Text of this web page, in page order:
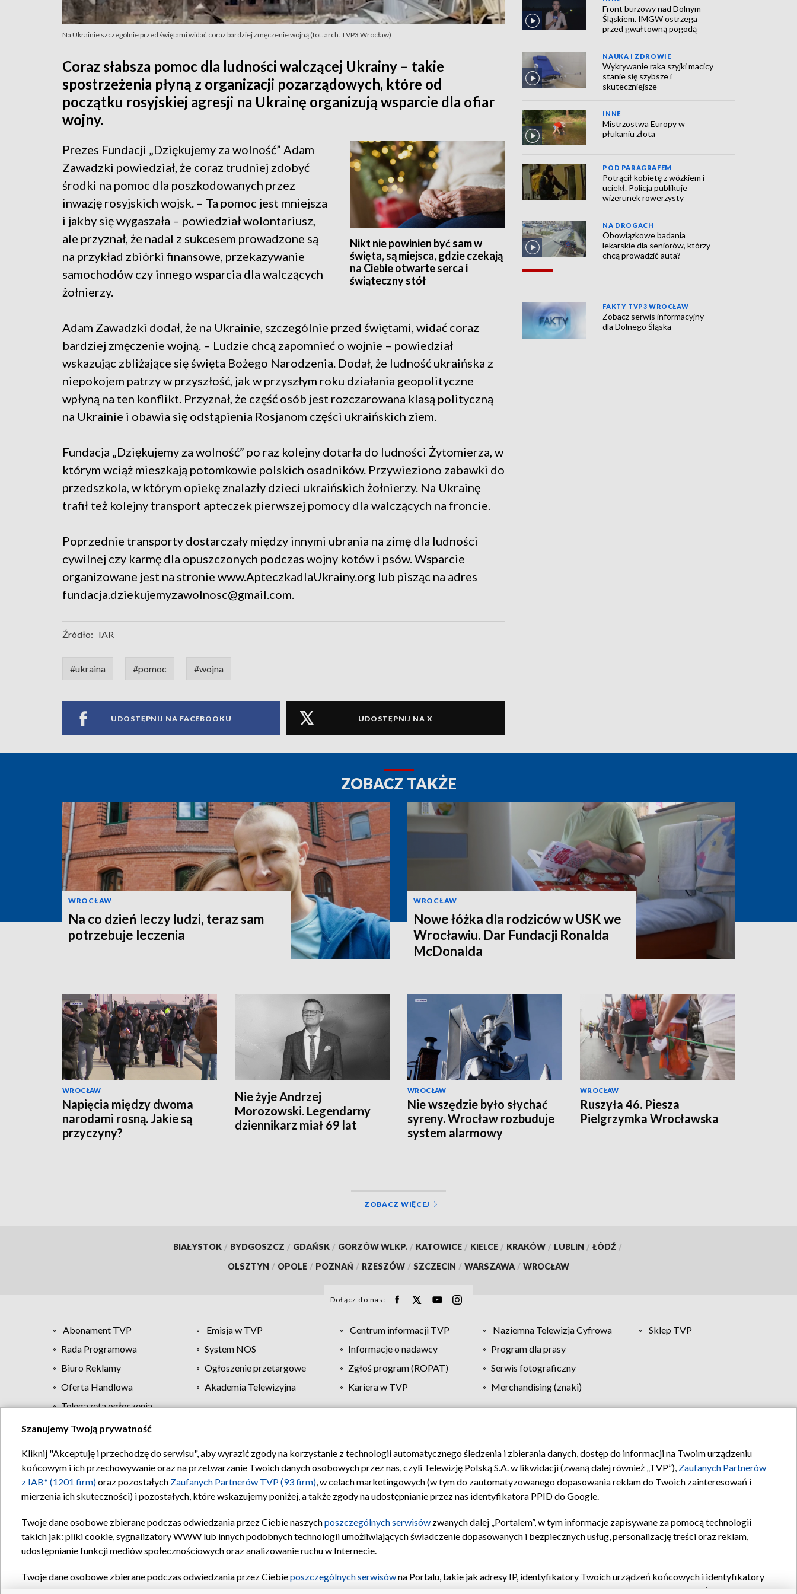
Na Ukrainie szczególnie przed świętami widać coraz bardziej zmęczenie wojną (fot. arch. TVP3 Wrocław)
Coraz słabsza pomoc dla ludności walczącej Ukrainy – takie
spostrzeżenia płyną z organizacji pozarządowych, które od
początku rosyjskiej agresji na Ukrainę organizują wsparcie dla ofiar
wojny.
Nikt nie powinien być sam w
święta, są miejsca, gdzie czekają
na Ciebie otwarte serca i
świąteczny stół
Prezes Fundacji „Dziękujemy za wolność” Adam
Zawadzki powiedział, że coraz trudniej zdobyć
środki na pomoc dla poszkodowanych przez
inwazję rosyjskich wojsk. – Ta pomoc jest mniejsza
i jakby się wygaszała – powiedział wolontariusz,
ale przyznał, że nadal z sukcesem prowadzone są
na przykład zbiórki finansowe, przekazywanie
samochodów czy innego wsparcia dla walczących
żołnierzy.
Adam Zawadzki dodał, że na Ukrainie, szczególnie przed świętami, widać coraz
bardziej zmęczenie wojną. – Ludzie chcą zapomnieć o wojnie – powiedział
wskazując zbliżające się święta Bożego Narodzenia. Dodał, że ludność ukraińska z
niepokojem patrzy w przyszłość, jak w przyszłym roku działania geopolityczne
wpłyną na ten konflikt. Przyznał, że część osób jest rozczarowana klasą polityczną
na Ukrainie i obawia się odstąpienia Rosjanom części ukraińskich ziem.
Fundacja „Dziękujemy za wolność” po raz kolejny dotarła do ludności Żytomierza, w
którym wciąż mieszkają potomkowie polskich osadników. Przywieziono zabawki do
przedszkola, w którym opiekę znalazły dzieci ukraińskich żołnierzy. Na Ukrainę
trafił też kolejny transport apteczek pierwszej pomocy dla walczących na froncie.
Poprzednie transporty dostarczały między innymi ubrania na zimę dla ludności
cywilnej czy karmę dla opuszczonych podczas wojny kotów i psów. Wsparcie
organizowane jest na stronie www.ApteczkadlaUkrainy.org lub pisząc na adres
fundacja.dziekujemyzawolnosc@gmail.com.
Źródło: IAR
#ukraina #pomoc #wojna
UDOSTĘPNIJ NA FACEBOOKU UDOSTĘPNIJ NA X
Front burzowy nad Dolnym
Śląskiem. IMGW ostrzega
przed gwałtowną pogodą
NAUKA I ZDROWIE
Wykrywanie raka szyjki macicy
stanie się szybsze i
skuteczniejsze
INNE
Mistrzostwa Europy w
płukaniu złota
POD PARAGRAFEM
Potrącił kobietę z wózkiem i
uciekł. Policja publikuje
wizerunek rowerzysty
NA DROGACH
Obowiązkowe badania
lekarskie dla seniorów, którzy
chcą prowadzić auta?
FAKTY TVP3 WROCŁAW
Zobacz serwis informacyjny
dla Dolnego Śląska
ZOBACZ TAKŻE
WROCŁAW
Na co dzień leczy ludzi, teraz sam
potrzebuje leczenia
WROCŁAW
Nowe łóżka dla rodziców w USK we
Wrocławiu. Dar Fundacji Ronalda
McDonalda
WROCŁAW
Napięcia między dwoma
narodami rosną. Jakie są
przyczyny?
Nie żyje Andrzej
Morozowski. Legendarny
dziennikarz miał 69 lat
WROCŁAW
Nie wszędzie było słychać
syreny. Wrocław rozbuduje
system alarmowy
WROCŁAW
Ruszyła 46. Piesza
Pielgrzymka Wrocławska
ZOBACZ WIĘCEJ
BIAŁYSTOK / BYDGOSZCZ / GDAŃSK / GORZÓW WLKP. / KATOWICE / KIELCE / KRAKÓW / LUBLIN / ŁÓDŹ /
OLSZTYN / OPOLE / POZNAŃ / RZESZÓW / SZCZECIN / WARSZAWA / WROCŁAW
Dołącz do nas:
Abonament TVP Emisja w TVP Centrum informacji TVP Naziemna Telewizja Cyfrowa
Sklep TVP
Rada Programowa
System NOS Informacje o nadawcy
Program dla prasy
Biuro Reklamy
Ogłoszenie przetargowe Zgłoś program (ROPAT)
Serwis fotograficzny
Oferta Handlowa
Akademia Telewizyjna Kariera w TVP
Merchandising (znaki)
Telegazeta ogłoszenia
Regulamin TVP Polityka prywatności Moje zgody Pomoc Biuro reklamy Kontakt
Szanujemy Twoją prywatność
Kliknij "Akceptuję i przechodzę do serwisu", aby wyrazić zgody na korzystanie z technologii automatycznego śledzenia i zbierania danych, dostęp do informacji na Twoim urządzeniu
końcowym i ich przechowywanie oraz na przetwarzanie Twoich danych osobowych przez nas, czyli Telewizję Polską S.A. w likwidacji (zwaną dalej również „TVP”), Zaufanych Partnerów
z IAB* (1201 firm)oraz pozostałych Zaufanych Partnerów TVP (93 firm), w celach marketingowych (w tym do zautomatyzowanego dopasowania reklam do Twoich zainteresowań i
mierzenia ich skuteczności) i pozostałych, które wskazujemy poniżej, a także zgody na udostępnianie przez nas identyfikatora PPID do Google.
Twoje dane osobowe zbierane podczas odwiedzania przez Ciebie naszychposzczególnych serwisów zwanych dalej „Portalem”, w tym informacje zapisywane za pomocą technologii
takich jak: pliki cookie, sygnalizatory WWW lub innych podobnych technologii umożliwiających świadczenie dopasowanych i bezpiecznych usług, personalizację treści oraz reklam,
udostępnianie funkcji mediów społecznościowych oraz analizowanie ruchu w Internecie.
Twoje dane osobowe zbierane podczas odwiedzania przez Ciebieposzczególnych serwisówna Portalu, takie jak adresy IP, identyfikatory Twoich urządzeń końcowych i identyfikatory
oraz pozostałych